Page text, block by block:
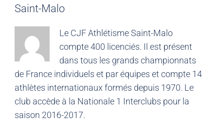
Saint-Malo
Le CJF Athlétisme Saint-Malo
compte 400 licenciés. Il est présent
dans tous les grands championnats
de France individuels et par équipes et compte 14
athlètes internationaux formés depuis 1970. Le
club accède à la Nationale 1 Interclubs pour la
saison 2016-2017.